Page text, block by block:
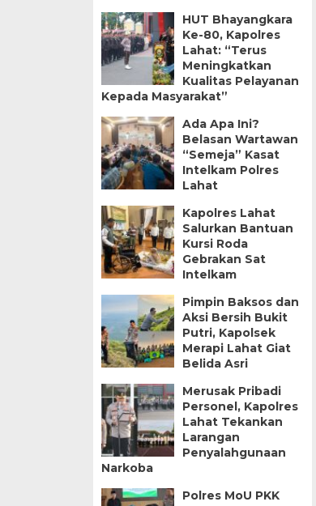
HUT Bhayangkara
Ke-80, Kapolres
Lahat: “Terus
Meningkatkan
Kualitas Pelayanan
Kepada Masyarakat”
Ada Apa Ini?
Belasan Wartawan
“Semeja” Kasat
Intelkam Polres
Lahat
Kapolres Lahat
Salurkan Bantuan
Kursi Roda
Gebrakan Sat
Intelkam
Pimpin Baksos dan
Aksi Bersih Bukit
Putri, Kapolsek
Merapi Lahat Giat
Belida Asri
Merusak Pribadi
Personel, Kapolres
Lahat Tekankan
Larangan
Penyalahgunaan
Narkoba
Polres MoU PKK